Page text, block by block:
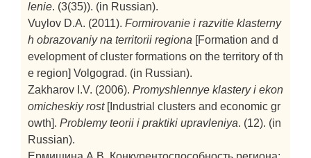
lenie. (3(35)). (in Russian).
Vuylov D.A. (2011). Formirovanie i razvitie klasterny
h obrazovaniy na territorii regiona [Formation and d
evelopment of cluster formations on the territory of th
e region] Volgograd. (in Russian).
Zakharov I.V. (2006). Promyshlennye klastery i ekon
omicheskiy rost[Industrial clusters and economic gr
owth]. Problemy teorii i praktiki upravleniya. (12). (in
Russian).